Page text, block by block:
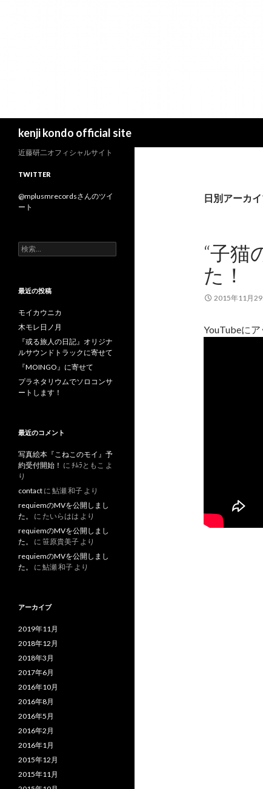
kenji kondo official site
日別アーカ
“子猫
た！
2015年11月29
YouTubeに
近藤研二オフィシャルサイト
TWITTER
@mplusmrecordsさんのツイ
ート
検
索
最近の投稿
モイカウニカ
木モレ日ノ月
『或る旅人の日記』オリジナ
ルサウンドトラックに寄せて
『MOINGO』に寄せて
プラネタリウムでソロコンサ
ートします！
最近のコメント
写真絵本『こねこのモイ』予
約受付開始！ に ﾁﾑﾗともこ よ
り
contact に 鮎瀬 和子 より
requiemのMVを公開しまし
た。
に たいらはは より
requiemのMVを公開しまし
た。
に 笹原貴美子 より
requiemのMVを公開しまし
た。
に 鮎瀬 和子 より
アーカイブ
2019年11月
2018年12月
2018年3月
2017年6月
2016年10月
2016年8月
2016年5月
2016年2月
2016年1月
2015年12月
2015年11月